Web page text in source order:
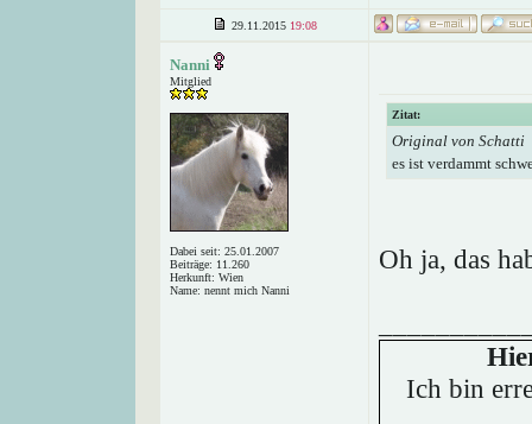
29.11.2015 19:08
Nanni
Mitglied
Dabei seit: 25.01.2007
Beiträge: 11.260
Herkunft: Wien
Name: nennt mich Nanni
Zitat:
Original von Schatti
es ist verdammt
Oh ja, das
Ich bin